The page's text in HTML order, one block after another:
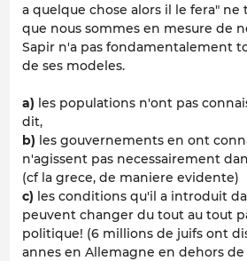
a quelque chose alors il le fera" ne
que nous sommes en mesure de
Sapir n'a pas fondamentalement
de ses modeles.
a) les populations n'ont pas
dit,
b) les gouvernements en ont
n'agissent pas necessairement
(cf la grece, de maniere evidente)
c) les conditions qu'il a introduit
peuvent changer du tout au tout
politique! (6 millions de juifs ont
annes en Allemagne en dehors